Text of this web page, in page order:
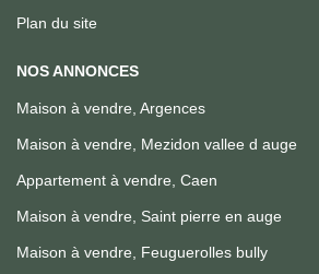
Plan du site
NOS ANNONCES
Maison à vendre, Argences
Maison à vendre, Mezidon vallee d auge
Appartement à vendre, Caen
Maison à vendre, Saint pierre en auge
Maison à vendre, Feuguerolles bully